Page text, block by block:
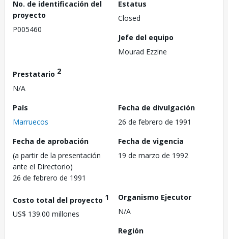
No. de identificación del
proyecto
P005460
Estatus
Closed
Jefe del equipo
Mourad Ezzine
Prestatario 2
N/A
País
Marruecos
Fecha de divulgación
26 de febrero de 1991
Fecha de aprobación
(a partir de la presentación
ante el Directorio)
26 de febrero de 1991
Fecha de vigencia
19 de marzo de 1992
Costo total del proyecto 1
US$ 139.00 millones
Organismo Ejecutor
N/A
Región